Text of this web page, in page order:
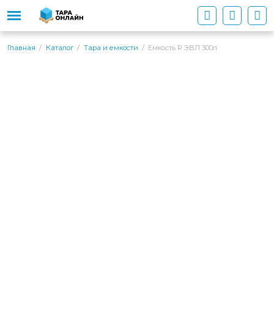
Главная Каталог Тара и емкости Емкость R ЭВЛ 300л